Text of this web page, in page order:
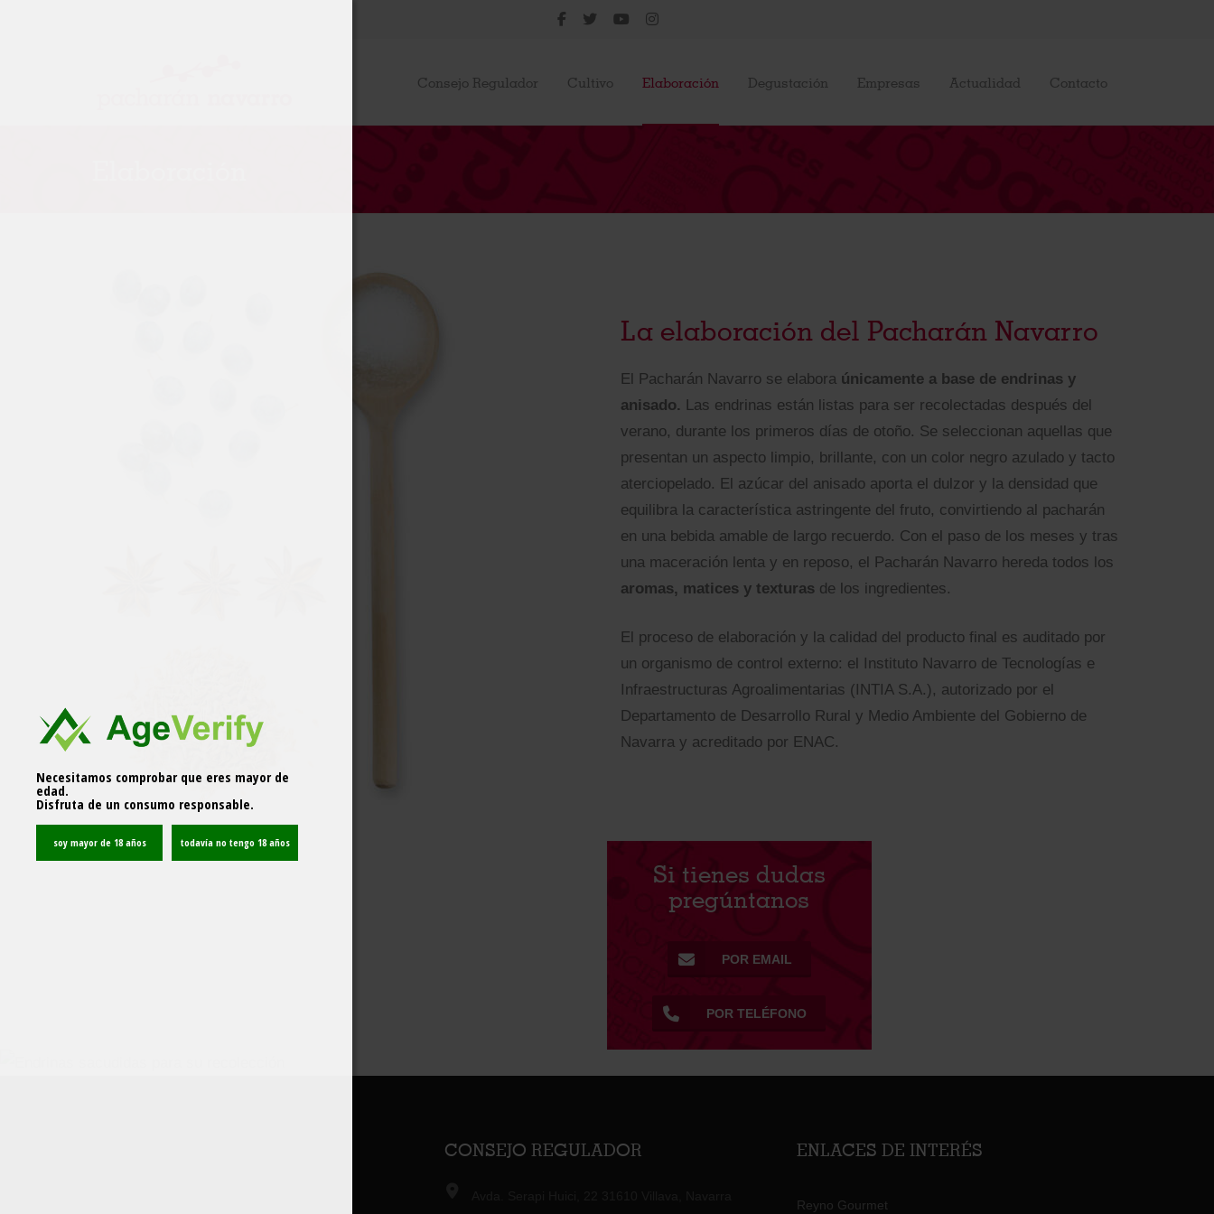
Consejo Regulador Cultivo Elaboración Degustación Empresas Actualidad Contacto
La elaboración del Pacharán Navarro
El Pacharán Navarro se elabora únicamente a base de endrinas y
anisado. Las endrinas están listas para ser recolectadas después del
verano, durante los primeros días de otoño. Se seleccionan aquellas que
presentan un aspecto limpio, brillante, con un color negro azulado y tacto
aterciopelado. El azúcar del anisado aporta el dulzor y la densidad que
equilibra la característica astringente del fruto, convirtiendo al pacharán
en una bebida amable de largo recuerdo. Con el paso de los meses y tras
una maceración lenta y en reposo, el Pacharán Navarro hereda todos los
aromas, matices y texturas de los ingredientes.
El proceso de elaboración y la calidad del producto final es auditado por
un organismo de control externo: el Instituto Navarro de Tecnologías e
Infraestructuras Agroalimentarias (INTIA S.A.), autorizado por el
Departamento de Desarrollo Rural y Medio Ambiente del Gobierno de
Navarra y acreditado por ENAC.
Si tienes dudas
pregúntanos
POR EMAIL
POR TELÉFONO
CONSEJO REGULADOR ENLACES DE INTERÉS
Reyno Gourmet
Necesitamos comprobar que eres mayor de
edad.
Disfruta de un consumo responsable.